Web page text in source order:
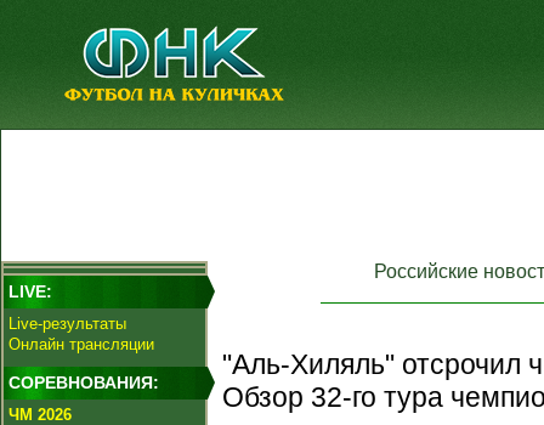
LIVE:
Live-результаты
Онлайн трансляции
СОРЕВНОВАНИЯ:
ЧМ 2026
Российские
"Аль-Хиляль" отсрочил
Обзор 32-го тура